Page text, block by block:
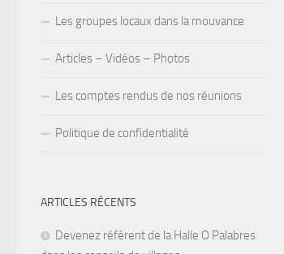
Les groupes locaux dans la mouvance
Articles – Vidéos – Photos
Les comptes rendus de nos réunions
Politique de confidentialité
ARTICLES RÉCENTS
Devenez référent de la Halle O Palabres